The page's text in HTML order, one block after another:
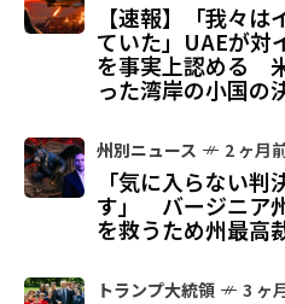
【速報】「我々
ていた」UAEが対
を事実上認める
った湾岸の小国の
州別ニュース 2 ヶ月
「気に入らない
す」 バージニア
を救うため州最高
トランプ大統領 3 ヶ